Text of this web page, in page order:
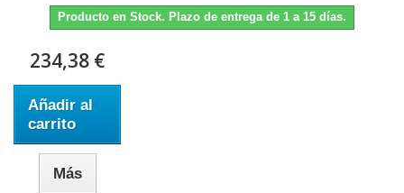
Producto en Stock. Plazo de entrega de 1 a 15 días.
234,38 €
Añadir al
carrito
Más